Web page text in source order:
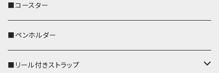
鹿
ペンギン
■コースター
■ペンホルダー
■リール付きストラップ